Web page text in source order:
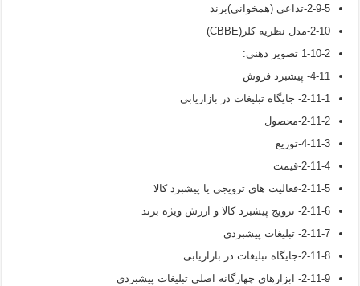
2-9-5-تداعی (همخوانی)برند
2-10-مدل نظریه کلر(CBBE)
1-10-2 تصویر ذهنی:
4-11- پیشبرد فروش
2-11-1- جایگاه تبلیغات در بازاریابی
2-11-2-محصول
4-11-3-توزیع
2-11-4-قیمت
2-11-5-فعالیت های ترویجی یا پیشبرد کالا
2-11-6- ترویج پیشبرد کالا و ارزش ویژه برند
2-11-7- تبلیغات پیشبردی
2-11-8-جایگاه تبلیغات در بازاریابی
2-11-9- ابزارهای چهارگانه اصلی تبلیغات پیشبردی